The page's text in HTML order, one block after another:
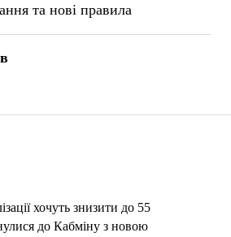
хочуть знизити до 55
до Кабміну з новою
та нові правила